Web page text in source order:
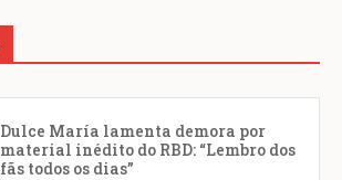
Dulce María lamenta demora por
material inédito do RBD: “Lembro dos
fãs todos os dias”